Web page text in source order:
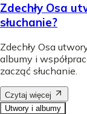
Zdechły Osa
słuchanie?
Zdechły Osa
albumy i
zacząć słuchanie.
Czytaj więcej
Utwory i albumy